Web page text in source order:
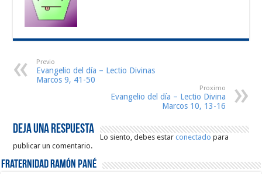
Previo
Evangelio del día – Lectio Divinas
Marcos 9, 41-50
Proximo
Evangelio del día – Lectio Divina
Marcos 10, 13-16
Deja una respuesta
Lo siento, debes estarconectado para
publicar un comentario.
Fraternidad Ramón Pané